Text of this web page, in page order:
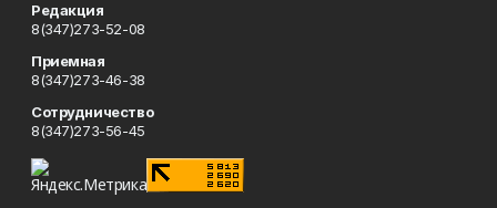
Редакция
8(347)273-52-08
Приемная
8(347)273-46-38
Сотрудничество
8(347)273-56-45